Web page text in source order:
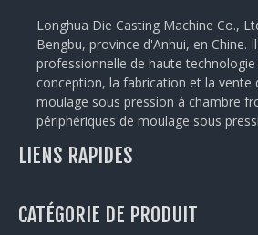
Longhua Die Casting Machine Co.,
Bengbu, province d'Anhui, en Chine.
professionnelle de haute technologie
conception, la fabrication et la vente
moulage sous pression à chambre
périphériques de moulage sous
LIENS RAPIDES
CATÉGORIE DE PRODUIT